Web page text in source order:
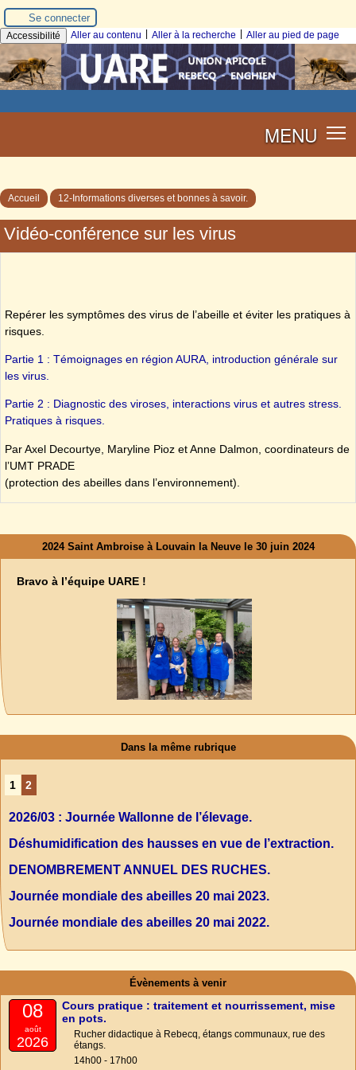
Se connecter
Accessibilité Aller au contenu Aller à la recherche Aller au pied de page
MENU
Accueil 12-Informations diverses et bonnes à savoir.
Vidéo-conférence sur les virus
Repérer les symptômes des virus de l’abeille et éviter les pratiques à
risques.
Partie 1 : Témoignages en région AURA, introduction générale sur
les virus.
Partie 2 : Diagnostic des viroses, interactions virus et autres stress.
Pratiques à risques.
Par Axel Decourtye, Maryline Pioz et Anne Dalmon, coordinateurs de
l’UMT PRADE
(protection des abeilles dans l’environnement).
2024 Saint Ambroise à Louvain la Neuve le 30 juin 2024
Bravo à l’équipe UARE !
Dans la même rubrique
1 2
2026/03 : Journée Wallonne de l’élevage.
Déshumidification des hausses en vue de l’extraction.
DENOMBREMENT ANNUEL DES RUCHES.
Journée mondiale des abeilles 20 mai 2023.
Journée mondiale des abeilles 20 mai 2022.
Évènements à venir
08
août
2026
Cours pratique : traitement et nourrissement, mise
en pots.
Rucher didactique à Rebecq, étangs communaux, rue des
étangs.
14h00 - 17h00